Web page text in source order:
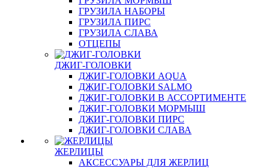
ГРУЗИЛА НАБОРЫ
ГРУЗИЛА ПИРС
ГРУЗИЛА СЛАВА
ОТЦЕПЫ
ДЖИГ-ГОЛОВКИ
ДЖИГ-ГОЛОВКИ AQUA
ДЖИГ-ГОЛОВКИ SALMO
ДЖИГ-ГОЛОВКИ В АССОРТИМЕНТЕ
ДЖИГ-ГОЛОВКИ МОРМЫШ
ДЖИГ-ГОЛОВКИ ПИРС
ДЖИГ-ГОЛОВКИ СЛАВА
ЖЕРЛИЦЫ
АКСЕССУАРЫ ДЛЯ ЖЕРЛИЦ